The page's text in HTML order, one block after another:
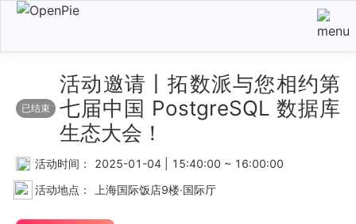
已结束
活动邀请丨拓数派与您相约第
七届中国 PostgreSQL 数据库
生态大会！
活动时间：
2025-01-04 | 15:40:00 ~ 16:00:00
活动地点：
上海国际饭店9楼·国际厅